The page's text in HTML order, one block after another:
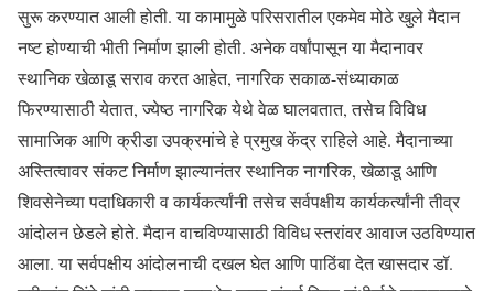
सुरू करण्यात आली होती. या कामामुळे परिसरातील एकमेव मोठे खुले मैदान
नष्ट होण्याची भीती निर्माण झाली होती. अनेक वर्षांपासून या मैदानावर
स्थानिक खेळाडू सराव करत आहेत, नागरिक सकाळ-संध्याकाळ
फिरण्यासाठी येतात, ज्येष्ठ नागरिक येथे वेळ घालवतात, तसेच विविध
सामाजिक आणि क्रीडा उपक्रमांचे हे प्रमुख केंद्र राहिले आहे. मैदानाच्या
अस्तित्वावर संकट निर्माण झाल्यानंतर स्थानिक नागरिक, खेळाडू आणि
शिवसेनेच्या पदाधिकारी व कार्यकर्त्यांनी तसेच सर्वपक्षीय कार्यकर्त्यांनी तीव्र
आंदोलन छेडले होते. मैदान वाचविण्यासाठी विविध स्तरांवर आवाज उठविण्यात
आला. या सर्वपक्षीय आंदोलनाची दखल घेत आणि पाठिंबा देत खासदार डॉ.